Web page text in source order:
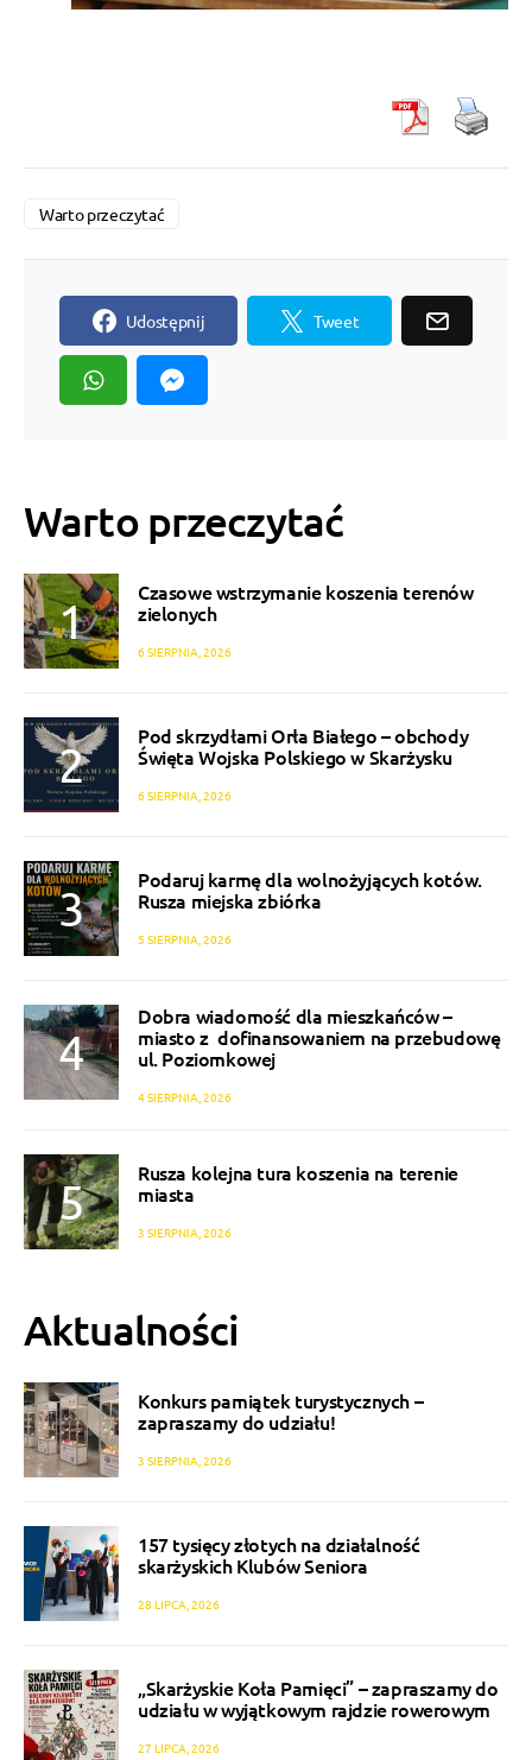
Warto przeczytać
Udostępnij Tweet
Warto przeczytać
Czasowe wstrzymanie koszenia terenów
zielonych
6 SIERPNIA, 2026
Pod skrzydłami Orła Białego – obchody
Święta Wojska Polskiego w Skarżysku
6 SIERPNIA, 2026
Podaruj karmę dla wolnożyjących kotów.
Rusza miejska zbiórka
5 SIERPNIA, 2026
Dobra wiadomość dla mieszkańców –
miasto z dofinansowaniem na przebudowę
ul. Poziomkowej
4 SIERPNIA, 2026
Rusza kolejna tura koszenia na terenie
miasta
3 SIERPNIA, 2026
Aktualności
Konkurs pamiątek turystycznych –
zapraszamy do udziału!
3 SIERPNIA, 2026
157 tysięcy złotych na działalność
skarżyskich Klubów Seniora
28 LIPCA, 2026
„Skarżyskie Koła Pamięci” – zapraszamy do
udziału w wyjątkowym rajdzie rowerowym
27 LIPCA, 2026